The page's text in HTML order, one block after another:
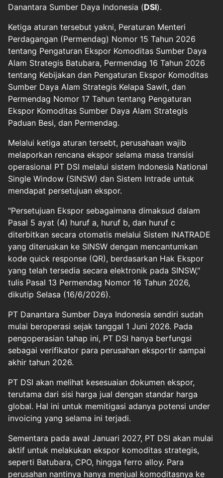
Danantara Sumber Daya Indonesia (DSI).
Ketiga aturan tersebut yakni, Peraturan Menteri
Perdagangan (Permendag) Nomor 15 Tahun 2026
tentang Pengaturan Ekspor Komoditas Sumber Daya
Alam Strategis Batubara, Permendag 16 Tahun 2026
tentang Kebijakan dan Pengaturan Ekspor Komoditas
Sumber Daya Alam Strategis Kelapa Sawit, dan
Permendag Nomor 17 Tahun tentang Pengaturan
Ekspor Komoditas Sumber Daya Alam Strategis
Paduan Besi, dan Permendag.
Melalui ketiga aturan tersebt, perusahaan wajib
melaporkan rencana ekspor selama masa transisi
operasional PT DSI melalui sistem Indonesia National
Single Window (SINSW) dan Sistem Intrade untuk
mendapat persetujuan ekspor.
"Persetujuan Ekspor sebagaimana dimaksud dalam
Pasal 5 ayat (4) huruf a, huruf b, dan huruf c
diterbitkan secara otomatis melalui Sistem INATRADE
yang diteruskan ke SINSW dengan mencantumkan
kode quick response (QR), berdasarkan Hak Ekspor
yang telah tersedia secara elektronik pada SINSW,"
tulis Pasal 13 Permendag Nomor 16 Tahun 2026,
dikutip Selasa (16/6/2026).
PT Danantara Sumber Daya Indonesia sendiri sudah
mulai beroperasi sejak tanggal 1 Juni 2026. Pada
pengoperasian tahap ini, PT DSI hanya berfungsi
sebagai verifikator para perusahan eksportir sampai
akhir tahun 2026.
PT DSI akan melihat kesesuaian dokumen ekspor,
terutama dari sisi harga jual dengan standar harga
global. Hal ini untuk memitigasi adanya potensi under
invoicing yang selama ini terjadi.
Sementara pada awal Januari 2027, PT DSI akan mulai
aktif untuk melakukan ekspor komoditas strategis,
seperti Batubara, CPO, hingga ferro alloy. Para
perusahan nantinya hanya menjual komoditasnya ke